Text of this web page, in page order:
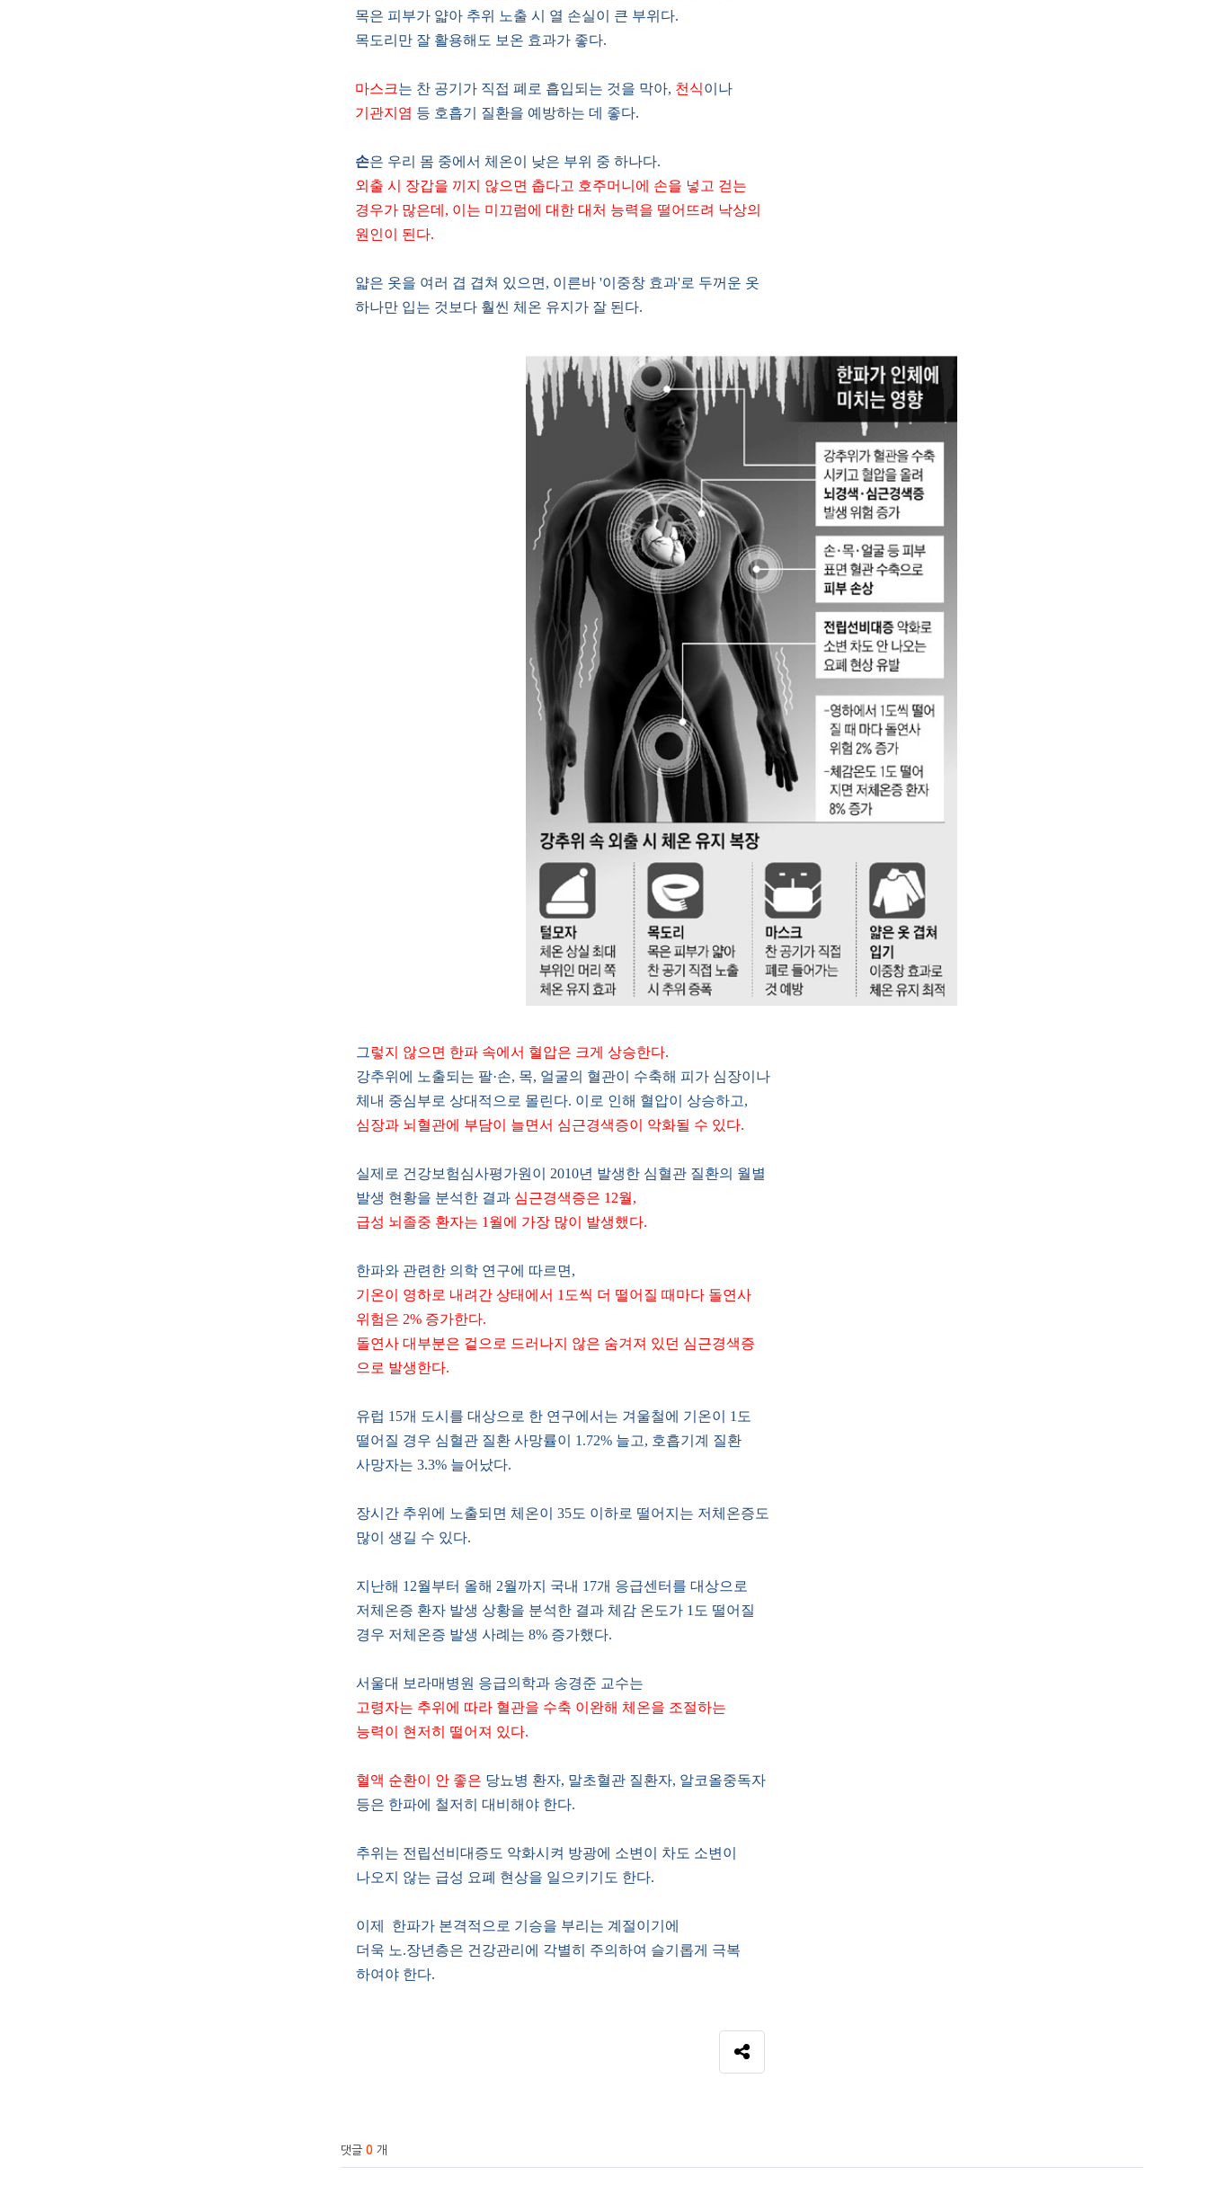
목은 피부가 얇아 추위 노출 시 열 손실이 큰 부위다.
목도리만 잘 활용해도 보온 효과가 좋다.
마스크는 찬 공기가 직접 폐로 흡입되는 것을 막아, 천식이나
기관지염 등 호흡기 질환을 예방하는 데 좋다.
손은 우리 몸 중에서 체온이 낮은 부위 중 하나다.
외출 시 장갑을 끼지 않으면 춥다고 호주머니에 손을 넣고 걷는
경우가 많은데, 이는 미끄럼에 대한 대처 능력을 떨어뜨려 낙상의
원인이 된다.
얇은 옷을 여러 겹 겹쳐 있으면, 이른바 '이중창 효과'로 두꺼운 옷
하나만 입는 것보다 훨씬 체온 유지가 잘 된다.
그렇지 않으면 한파 속에서 혈압은 크게 상승한다.
강추위에 노출되는 팔·손, 목, 얼굴의 혈관이 수축해 피가 심장이나
체내 중심부로 상대적으로 몰린다. 이로 인해 혈압이 상승하고,
심장과 뇌혈관에 부담이 늘면서 심근경색증이 악화될 수 있다.
실제로 건강보험심사평가원이 2010년 발생한 심혈관 질환의 월별
발생 현황을 분석한 결과 심근경색증은 12월,
급성 뇌졸중 환자는 1월에 가장 많이 발생했다.
한파와 관련한 의학 연구에 따르면,
기온이 영하로 내려간 상태에서 1도씩 더 떨어질 때마다 돌연사
위험은 2% 증가한다.
돌연사 대부분은 겉으로 드러나지 않은 숨겨져 있던 심근경색증
으로 발생한다.
유럽 15개 도시를 대상으로 한 연구에서는 겨울철에 기온이 1도
떨어질 경우 심혈관 질환 사망률이 1.72% 늘고, 호흡기계 질환
사망자는 3.3% 늘어났다.
장시간 추위에 노출되면 체온이 35도 이하로 떨어지는 저체온증도
많이 생길 수 있다.
지난해 12월부터 올해 2월까지 국내 17개 응급센터를 대상으로
저체온증 환자 발생 상황을 분석한 결과 체감 온도가 1도 떨어질
경우 저체온증 발생 사례는 8% 증가했다.
서울대 보라매병원 응급의학과 송경준 교수는
고령자는 추위에 따라 혈관을 수축 이완해 체온을 조절하는
능력이 현저히 떨어져 있다.
혈액 순환이 안 좋은 당뇨병 환자, 말초혈관 질환자, 알코올중독자
등은 한파에 철저히 대비해야 한다.
추위는 전립선비대증도 악화시켜 방광에 소변이 차도 소변이
나오지 않는 급성 요폐 현상을 일으키기도 한다.
이제 한파가 본격적으로 기승을 부리는 계절이기에
더욱 노.장년층은 건강관리에 각별히 주의하여 슬기롭게 극복
하여야 한다.
SNS 공유
댓글 0개